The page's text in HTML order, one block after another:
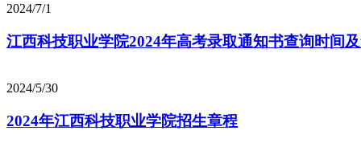
2024/7/1
江西科技职业学院2024年高考录取通知书查询时间
2024/5/30
2024年江西科技职业学院招生章程